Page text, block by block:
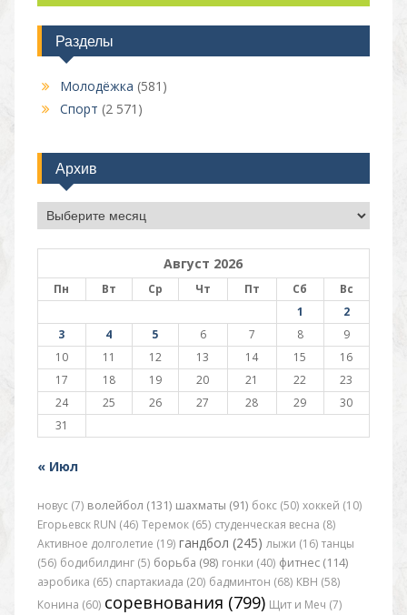
Разделы
Молодёжка (581)
Спорт (2 571)
Архив
Архив
Август 2026
Пн Вт Ср Чт Пт Сб
Вс
1
2
3
4 5 6 7 8
9
10
11 12 13 14 15
16
17
18 19 20 21 22
23
24
25 26 27 28 29
30
31
« Июл
новус (7) волейбол (131) шахматы (91) бокс (50) хоккей (10)
Егорьевск RUN (46) Теремок (65) студенческая весна (8)
Активное долголетие (19) гандбол (245) лыжи (16) танцы
(56) бодибилдинг (5) борьба (98) гонки (40) фитнес (114)
аэробика (65) спартакиада (20) бадминтон (68) КВН (58)
Конина (60) соревнования (799) Щит и Меч (7)